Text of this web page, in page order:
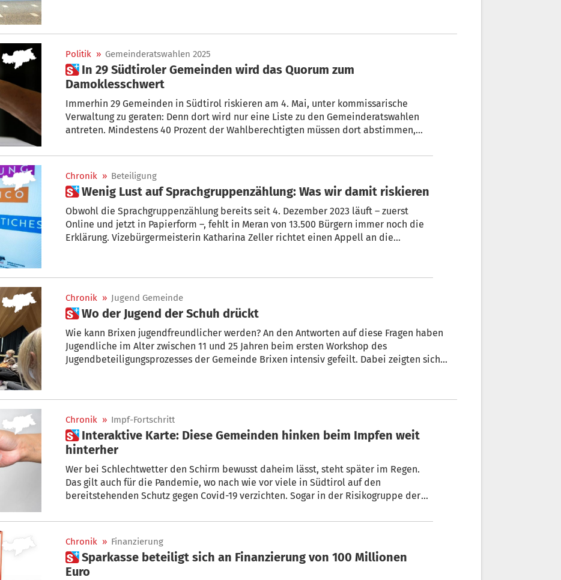
Politik » Gemeinderatswahlen 2025
 In 29 Südtiroler Gemeinden wird das Quorum zum
Damoklesschwert
Immerhin 29 Gemeinden in Südtirol riskieren am 4. Mai, unter kommissarische
Verwaltung zu geraten: Denn dort wird nur eine Liste zu den Gemeinderatswahlen
antreten. Mindestens 40 Prozent der Wahlberechtigten müssen dort abstimmen,
Chronik » Beteiligung
 Wenig Lust auf Sprachgruppenzählung: Was wir damit riskieren
Obwohl die Sprachgruppenzählung bereits seit 4. Dezember 2023 läuft – zuerst
Online und jetzt in Papierform –, fehlt in Meran von 13.500 Bürgern immer noch die
Erklärung. Vizebürgermeisterin Katharina Zeller richtet einen Appell an die
Chronik » Jugend Gemeinde
 Wo der Jugend der Schuh drückt
Wie kann Brixen jugendfreundlicher werden? An den Antworten auf diese Fragen haben
Jugendliche im Alter zwischen 11 und 25 Jahren beim ersten Workshop des
Jugendbeteiligungsprozesses der Gemeinde Brixen intensiv gefeilt. Dabei zeigten sich
Chronik » Impf-Fortschritt
 Interaktive Karte: Diese Gemeinden hinken beim Impfen weit
hinterher
Wer bei Schlechtwetter den Schirm bewusst daheim lässt, steht später im Regen.
Das gilt auch für die Pandemie, wo nach wie vor viele in Südtirol auf den
bereitstehenden Schutz gegen Covid-19 verzichten. Sogar in der Risikogruppe der
Karte zeigt Gemeinde für Gemeinde, wie gut die Bevölkerung geschützt ist. + Von
Michael Eschgfäller
Chronik » Finanzierung
 Sparkasse beteiligt sich an Finanzierung von 100 Millionen
Euro